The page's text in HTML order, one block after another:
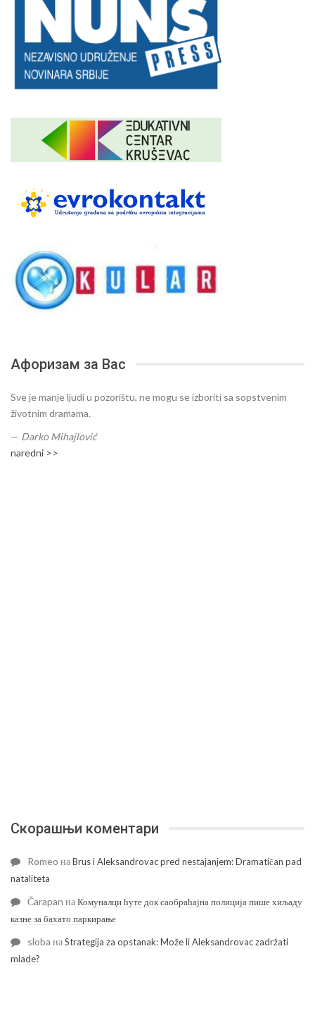
Афоризам за Вас
Sve je manje ljudi u pozorištu, ne mogu se izboriti sa sopstvenim
životnim dramama.
— Darko Mihajlović
naredni >>
Скорашњи коментари
Romeo наBrus i Aleksandrovac pred nestajanjem: Dramatičan pad
nataliteta
Čarapan наКомуналци ћуте док саобраћајна полиција пише хиљаду
казне за бахато паркирање
sloba наStrategija za opstanak: Može li Aleksandrovac zadržati
mlade?